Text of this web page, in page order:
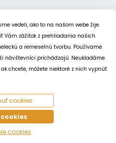
vedeli, ako to na našom webe žije.
Vám zážitok z prehliadania našich
a remeselnú tvorbu. Používame
návštevníci prichádzajú. Neukladáme
chcete, môžete niektoré z nich vypnúť.
cookies
cookies
osobných údajov